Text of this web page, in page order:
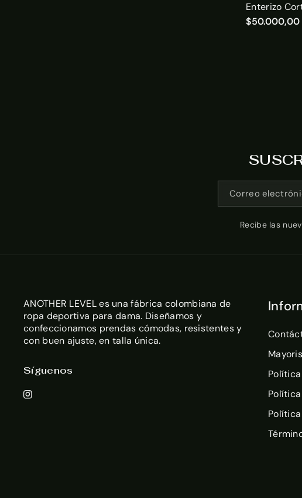
Enterizo
$50.000,00
Correo
Recibe las
ANOTHER LEVEL es una fábrica colombiana de
ropa deportiva para dama. Diseñamos y
confeccionamos prendas cómodas, resistentes y
con buen ajuste, en talla única.
Síguenos
I